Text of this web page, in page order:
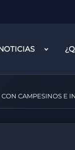
CAMPESINOS E